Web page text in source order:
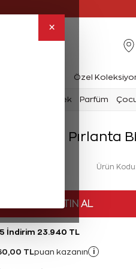
×
Yüzük Özel
Erkek Parfüm
Kelebek Pırlanta
Ürün
HEMEN SATIN AL
İndirim 23.940 TL
TL puan kazanın i